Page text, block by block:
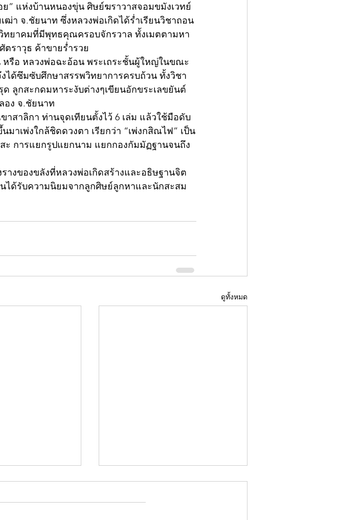
” แห่งบ้านหนองขุ่น ศิษย์ฆราวาสจอมขมังเวทย์
า จ.ชัยนาท ซึ่งหลวงพ่อเกิดได้ร่ำเรียนวิชาถอน
ทยาคมที่มีพุทธคุณครอบจักรวาล ทั้งเมตตามหา
ราวุธ ค้าขายร่ำรวย
ได้ซึมซับศึกษาสรรพวิทยาการครบถ้วน ทั้งวิชา
ลูกสะกดมหาระงับต่างๆเขียนอักขระเลขยันต์
อง จ.ชัยนาท
มาเพ่งใกล้ชิดดวงตา เรียกว่า “เพ่งกสิณไฟ” เป็น
ะ การแยกรูปแยกนาม แยกกองกัมมัฏฐานจนถึง
ได้รับความนิยมจากลูกศิษย์ลูกหาและนักสะสม
ดูทั้งหมด